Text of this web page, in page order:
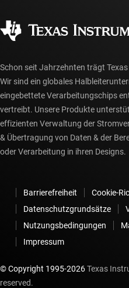
myTI-Konto FAQs
Schon seit Jahrzehnten trägt
Wir sind ein globales
eingebettete Verarbeitungschips
vertreibt. Unsere Produkte
effizienten Verwaltung der
& Übertragung von Daten & der
oder Verarbeitung in ihren Designs.
Barrierefreiheit
Cookie-
Datenschutzgrundsätze
Nutzungsbedingungen
Impressum
© Copyright 1995-2026Texas
reserved.